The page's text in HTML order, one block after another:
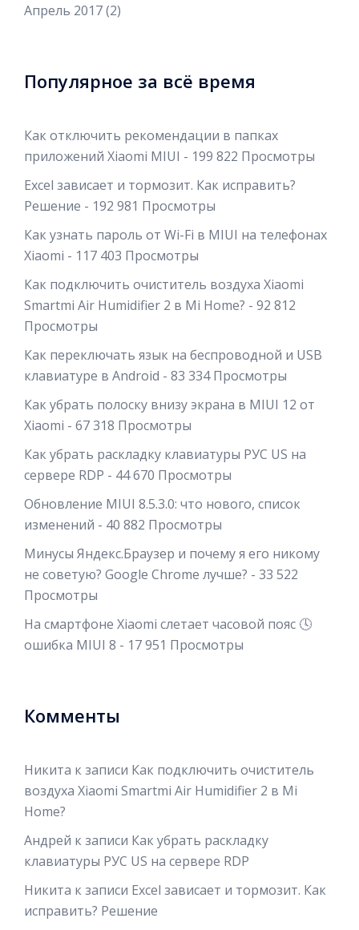
Апрель 2017(2)
Популярное за всё время
Как отключить рекомендации в папках
приложений Xiaomi MIUI - 199 822 Просмотры
Excel зависает и тормозит. Как исправить?
Решение - 192 981 Просмотры
Как узнать пароль от Wi-Fi в MIUI на телефонах
Xiaomi - 117 403 Просмотры
Как подключить очиститель воздуха Xiaomi
Smartmi Air Humidifier 2 в Mi Home? - 92 812
Просмотры
Как переключать язык на беспроводной и USB
клавиатуре в Android - 83 334 Просмотры
Как убрать полоску внизу экрана в MIUI 12 от
Xiaomi - 67 318 Просмотры
Как убрать раскладку клавиатуры РУС US на
сервере RDP - 44 670 Просмотры
Обновление MIUI 8.5.3.0: что нового, список
изменений - 40 882 Просмотры
Минусы Яндекс.Браузер и почему я его никому
не советую? Google Chrome лучше? - 33 522
Просмотры
На смартфоне Xiaomi слетает часовой пояс 🕓
ошибка MIUI 8 - 17 951 Просмотры
Комменты
Никита к записи Как подключить очиститель
воздуха Xiaomi Smartmi Air Humidifier 2 в Mi
Home?
Андрей к записи Как убрать раскладку
клавиатуры РУС US на сервере RDP
Никита к записи Excel зависает и тормозит. Как
исправить? Решение